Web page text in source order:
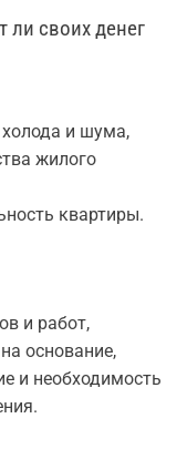
ли своих денег
и шума,
жилого
квартиры.
и работ,
основание,
и необходимость